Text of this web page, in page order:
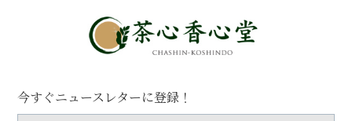
今すぐニュースレターに登録！